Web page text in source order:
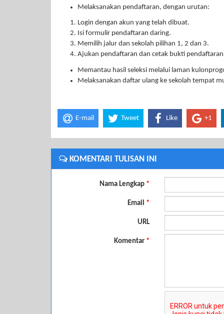
Melaksanakan pendaftaran, dengan urutan:
Login dengan akun yang telah dibuat.
Isi formulir pendaftaran daring.
Memilih jalur dan sekolah pilihan 1, 2 dan 3.
Ajukan pendaftaran dan cetak bukti
Memantau hasil seleksi melalui laman
Melaksanakan daftar ulang ke sekolah tempat
E-mail Tweet Like +1
KOMENTARI TULISAN INI
Nama Lengkap *
Email *
URL
Komentar *